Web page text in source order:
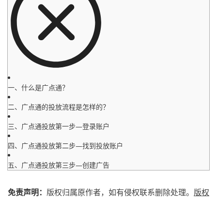
一、什么是广点通？
二、广点通的投放流程是怎样的？
三、广点通投放第一步—登录账户
四、广点通投放第二步—找到投放账户
五、广点通投放第三步—创建广告
免责声明： 版权归属原作者，如有侵权联系删除处理。 版权